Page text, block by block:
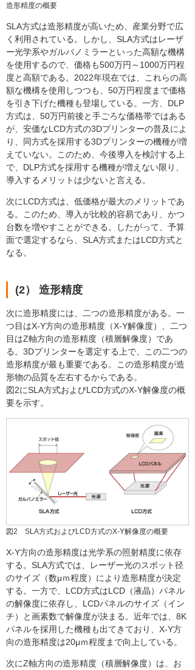
造形精度の概要
SLA方式は造形精度が高いため、産業分野で広
く利用されている。しかし、SLA方式はレーザ
ー光学系やガルバノミラーといった高額な機構
を使用するので、価格も500万円～1000万円程
度と高額である。2022年現在では、これらの高
額な機構を使用しつつも、50万円程度まで価格
を引き下げた機種も登場している。一方、DLP
方式は、50万円前後と手ごろな価格帯ではある
が、安価なLCD方式の3Dプリンターの普及によ
り、同方式を採用する3Dプリンターの機種が増
えていない。このため、今後導入を検討する上
で、DLP方式を採用する機種が増えない限り、
導入するメリットは少ないと言える。
次にLCD方式は、低価格が最大のメリットであ
る。このため、導入が比較的容易であり、かつ
台数を増やすことができる。したがって、予算
面で選定するなら、SLA方式またはLCD方式と
なる。
(2） 造形精度
次に造形精度には、二つの造形精度がある。一
つ目はX-Y方向の造形精度（X-Y解像度）、二つ
目はZ軸方向の造形精度（積層解像度）であ
る。3Dプリンターを選定する上で、この二つの
造形精度が最も重要である。この造形精度が造
形物の品質を左右するからである。
図2にSLA方式およびLCD方式のX-Y解像度の概
要を示す。
図2 SLA方式およびLCD方式のX-Y解像度の概要
X-Y方向の造形精度は光学系の照射精度に依存
する。SLA方式では、レーザー光のスポット径
のサイズ（数μｍ程度）により造形精度が決定
する。一方で、LCD方式はLCD（液晶）パネル
の解像度に依存し、LCDパネルのサイズ（イン
チ）と画素数で解像度が決まる。近年では、8K
パネルを採用した機種も出てきており、X-Y方
向の造形精度は20μｍ程度まで向上している。
次にZ軸方向の造形精度（積層解像度）は、お